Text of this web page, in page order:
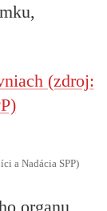
a Nadácia SPP)
organu